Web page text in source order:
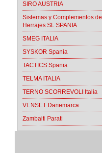
SIRO AUSTRIA
Sistemas y Complementos de
Herrajes SL SPANIA
SMEG ITALIA
SYSKOR Spania
TACTICS Spania
TELMA ITALIA
TERNO SCORREVOLI Italia
VENSET Danemarca
Zambaiti Parati